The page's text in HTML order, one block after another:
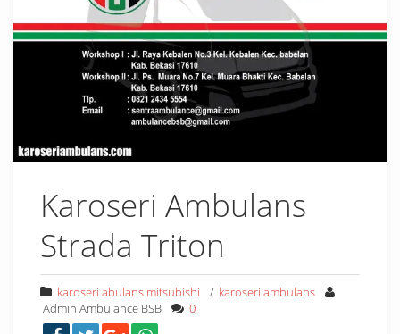
Karoseri Ambulans
Strada Triton
karoseri abulans mitsubishi / karoseri ambulans
Admin Ambulance BSB
0